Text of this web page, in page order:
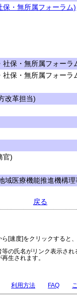
・無所属フォーラム)
保・無所属フォーラ
保・無所属フォーラ
改革担当)
官)
域医療機能推進機構理
戻る
ら[速度]をクリックすると
等の氏名がリンク表示さ
生されます。
利用方法 FAQ